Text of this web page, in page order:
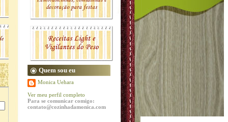
Quem sou eu
Monica Uehara
Ver meu perfil completo
Para se comunicar comigo:
contato@cozinhadamonica.com